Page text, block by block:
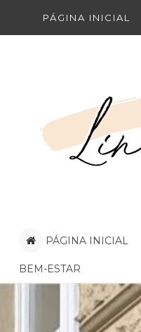
PÁGINA INICIAL
PÁGINA INICIAL
BEM-ESTAR